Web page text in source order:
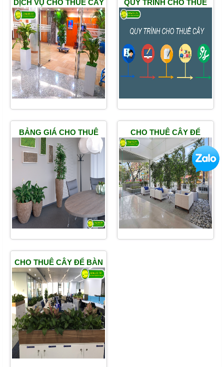
DỊCH VỤ CHO THUÊ CÂY
XANH TP HCM
QUY TRÌNH CHO THUÊ
BẢNG GIÁ CHO THUÊ
CÂY
CHO THUÊ CÂY ĐỂ
SẢNH
CHO THUÊ CÂY ĐỂ BÀN